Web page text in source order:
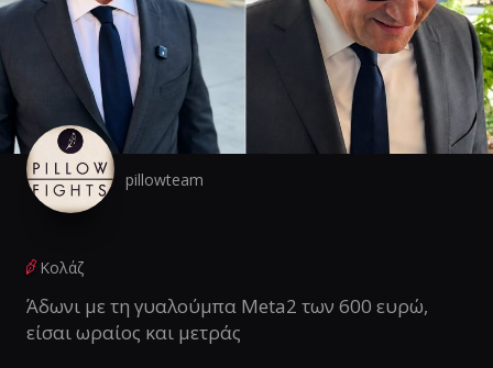
pillowteam
Κολάζ
Άδωνι με τη γυαλούμπα Meta2 των 600 ευρώ,
είσαι ωραίος και μετράς